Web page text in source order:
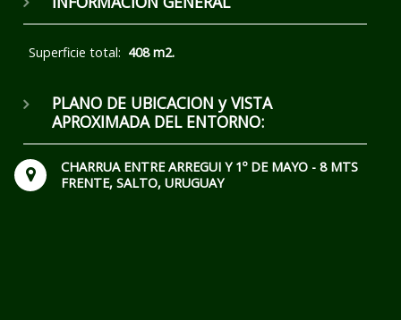
Superficie total: 408 m2.
PLANO DE UBICACION y VISTA
APROXIMADA DEL ENTORNO:
CHARRUA ENTRE ARREGUI Y 1º DE MAYO - 8 MTS
FRENTE, SALTO, URUGUAY